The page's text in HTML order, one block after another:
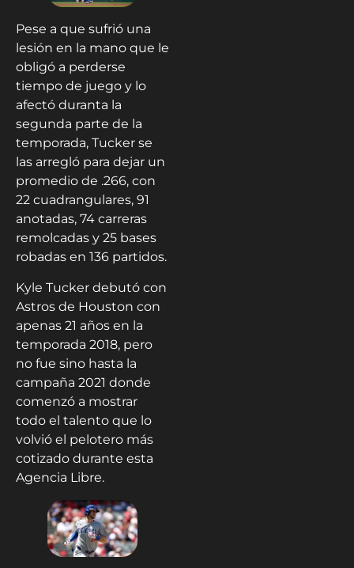
Pese a que sufrió una
lesión en la mano que le
obligó a perderse
tiempo de juego y lo
afectó duranta la
segunda parte de la
temporada, Tucker se
las arregló para dejar un
promedio de .266, con
22 cuadrangulares, 91
anotadas, 74 carreras
remolcadas y 25 bases
robadas en 136 partidos.
Kyle Tucker debutó con
Astros de Houston con
apenas 21 años en la
temporada 2018, pero
no fue sino hasta la
campaña 2021 donde
comenzó a mostrar
todo el talento que lo
volvió el pelotero más
cotizado durante esta
Agencia Libre.